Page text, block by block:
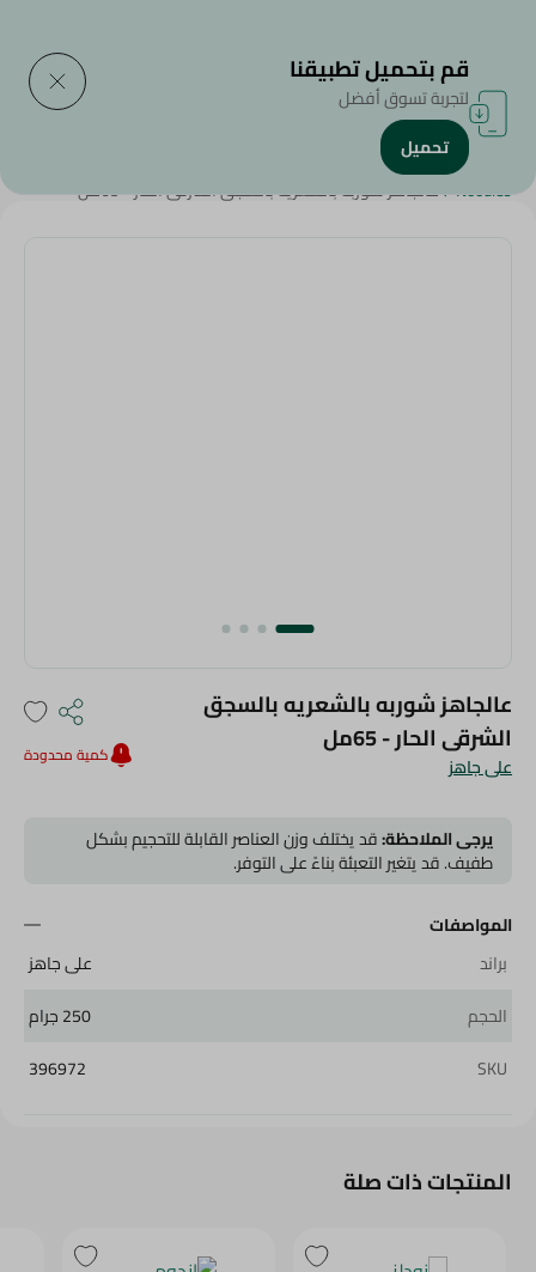
الرئيسية/منتجات البقالة
Noodles
/عالجاهز شوربه بالشعريه بالسجق الشرقى الحار - 65مل
على جاهز
عالجاهز شوربه بالشعريه بالسجق
الشرقى الحار - 65مل
كمية محدودة
يرجى الملاحظة:قد يختلف وزن العناصر القابلة للتحجيم بشكل
طفيف. قد يتغير التعبئة بناءً على التوفر.
المواصفات
براند
على جاهز
الحجم
250 جرام
SKU
396972
المنتجات ذات صلة
قم بتحميل تطبيقنا
لتجربة تسوق أفضل
تحميل